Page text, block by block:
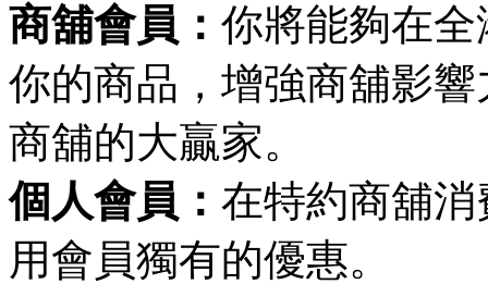
商舖會員： 你將能夠在
你的商品，增強商舖影
商舖的大贏家。
個人會員： 在特約商舖
用會員獨有的優惠。